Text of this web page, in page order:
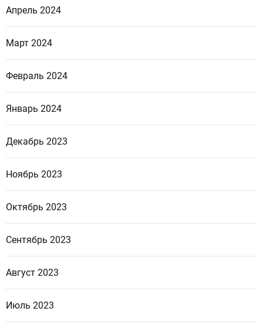
Апрель 2024
Март 2024
Февраль 2024
Январь 2024
Декабрь 2023
Ноябрь 2023
Октябрь 2023
Сентябрь 2023
Август 2023
Июль 2023